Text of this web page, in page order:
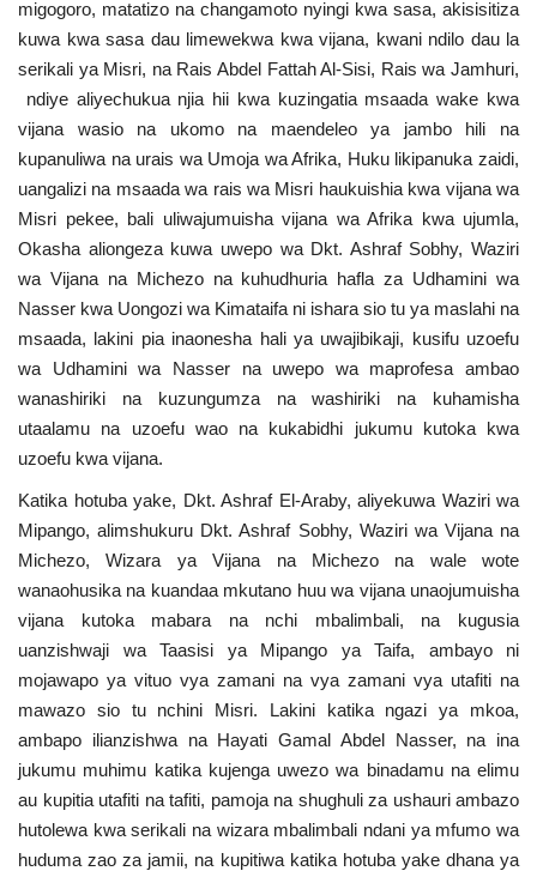
Wadhamini
Language
English Swahili español
French Arabic
migogoro, matatizo na changamoto nyingi kwa sasa, akisisitiza
kuwa kwa sasa dau limewekwa kwa vijana, kwani ndilo dau la
serikali ya Misri, na Rais Abdel Fattah Al-Sisi, Rais wa Jamhuri,
ndiye aliyechukua njia hii kwa kuzingatia msaada wake kwa
vijana wasio na ukomo na maendeleo ya jambo hili na
kupanuliwa na urais wa Umoja wa Afrika, Huku likipanuka zaidi,
uangalizi na msaada wa rais wa Misri haukuishia kwa vijana wa
Misri pekee, bali uliwajumuisha vijana wa Afrika kwa ujumla,
Okasha aliongeza kuwa uwepo wa Dkt. Ashraf Sobhy, Waziri
wa Vijana na Michezo na kuhudhuria hafla za Udhamini wa
Nasser kwa Uongozi wa Kimataifa ni ishara sio tu ya maslahi na
msaada, lakini pia inaonesha hali ya uwajibikaji, kusifu uzoefu
wa Udhamini wa Nasser na uwepo wa maprofesa ambao
wanashiriki na kuzungumza na washiriki na kuhamisha
utaalamu na uzoefu wao na kukabidhi jukumu kutoka kwa
uzoefu kwa vijana.
Katika hotuba yake, Dkt. Ashraf El-Araby, aliyekuwa Waziri wa
Mipango, alimshukuru Dkt. Ashraf Sobhy, Waziri wa Vijana na
Michezo, Wizara ya Vijana na Michezo na wale wote
wanaohusika na kuandaa mkutano huu wa vijana unaojumuisha
vijana kutoka mabara na nchi mbalimbali, na kugusia
uanzishwaji wa Taasisi ya Mipango ya Taifa, ambayo ni
mojawapo ya vituo vya zamani na vya zamani vya utafiti na
mawazo sio tu nchini Misri. Lakini katika ngazi ya mkoa,
ambapo ilianzishwa na Hayati Gamal Abdel Nasser, na ina
jukumu muhimu katika kujenga uwezo wa binadamu na elimu
au kupitia utafiti na tafiti, pamoja na shughuli za ushauri ambazo
hutolewa kwa serikali na wizara mbalimbali ndani ya mfumo wa
huduma zao za jamii, na kupitiwa katika hotuba yake dhana ya